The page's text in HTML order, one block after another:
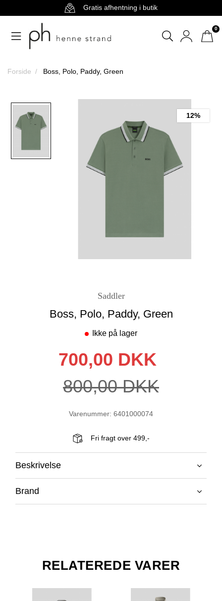
Gratis afhentning i butik
0
Forside Boss, Polo, Paddy, Green
12%
Saddler
Boss, Polo, Paddy, Green
Ikke på lager
700,00 DKK
800,00 DKK
Varenummer: 6401000074
Fri fragt over 499,-
Beskrivelse
Brand
RELATEREDE VARER